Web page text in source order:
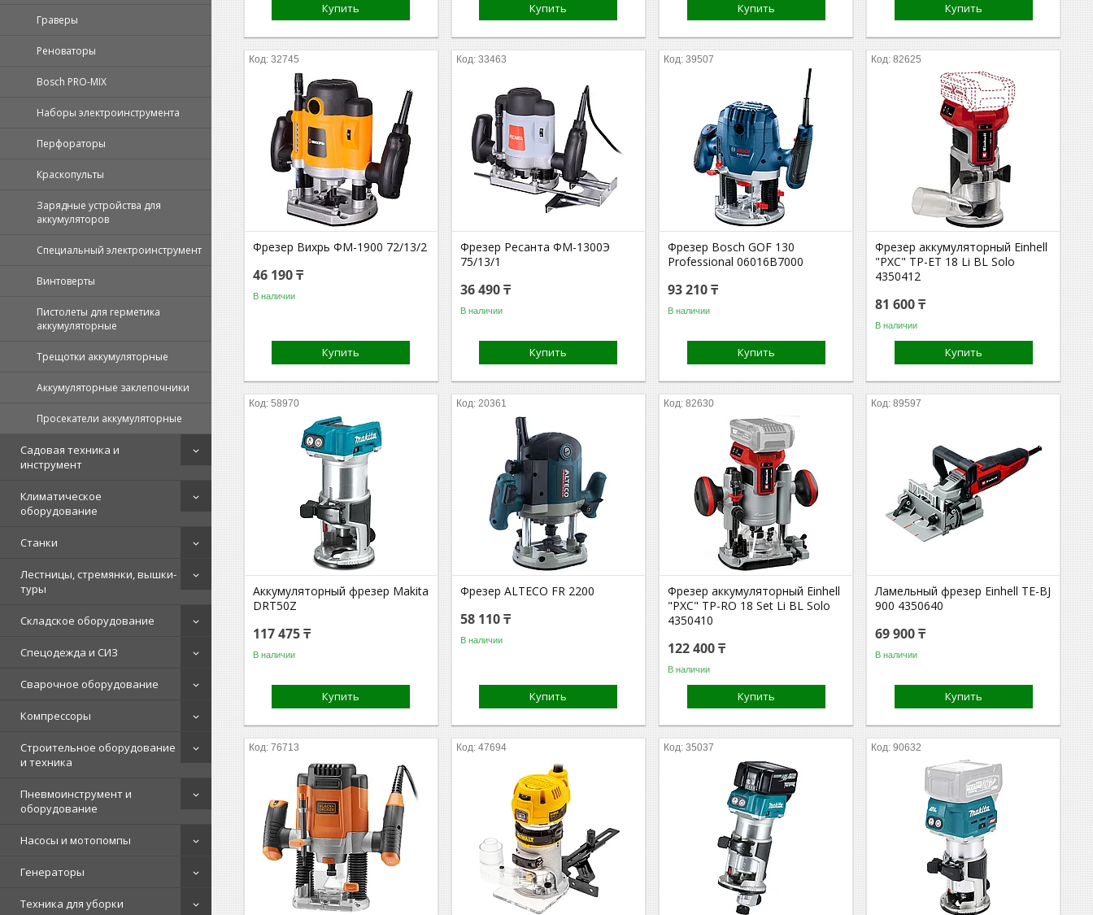
Граверы
Реноваторы
Bosch PRO-MIX
Наборы электроинструмента
Перфораторы
Краскопульты
Зарядные устройства для
аккумуляторов
Специальный электроинструмент
Винтоверты
Пистолеты для герметика
аккумуляторные
Трещотки аккумуляторные
Аккумуляторные заклепочники
Просекатели аккумуляторные
Садовая техника и
инструмент
Климатическое
оборудование
Станки
Лестницы, стремянки, вышки-
туры
Складское оборудование
Спецодежда и СИЗ
Сварочное оборудование
Компрессоры
Строительное оборудование
и техника
Пневмоинструмент и
оборудование
Насосы и мотопомпы
Генераторы
Техника для уборки
Купить Купить Купить Купить
32745
Фрезер Вихрь ФМ-1900 72/13/2
46 190 ₸
В наличии
Купить
33463
Фрезер Ресанта ФМ-1300Э
75/13/1
36 490 ₸
В наличии
Купить
39507
Фрезер Bosch GOF 130
Professional 06016B7000
93 210 ₸
В наличии
Купить
82625
Фрезер аккумуляторный Einhell
"PXC" TP-ET 18 Li BL Solo
4350412
81 600 ₸
В наличии
Купить
58970
Аккумуляторный фрезер Makita
DRT50Z
117 475 ₸
В наличии
Купить
20361
Фрезер ALTECO FR 2200
58 110 ₸
В наличии
Купить
82630
Фрезер аккумуляторный Einhell
"PXC" TP-RO 18 Set Li BL Solo
4350410
122 400 ₸
В наличии
Купить
89597
Ламельный фрезер Einhell TE-BJ
900 4350640
69 900 ₸
В наличии
Купить
76713 47694 35037 90632